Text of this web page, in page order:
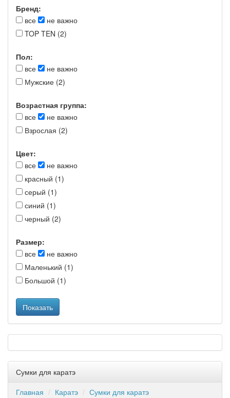
Бренд:
все
не важно
TOP TEN (2)
Пол:
все
не важно
Мужские (2)
Возрастная группа:
все
не важно
Взрослая (2)
Цвет:
все
не важно
красный (1)
серый (1)
синий (1)
черный (2)
Размер:
все
не важно
Маленький (1)
Большой (1)
Сумки для каратэ
Главная
Каратэ Сумки для каратэ